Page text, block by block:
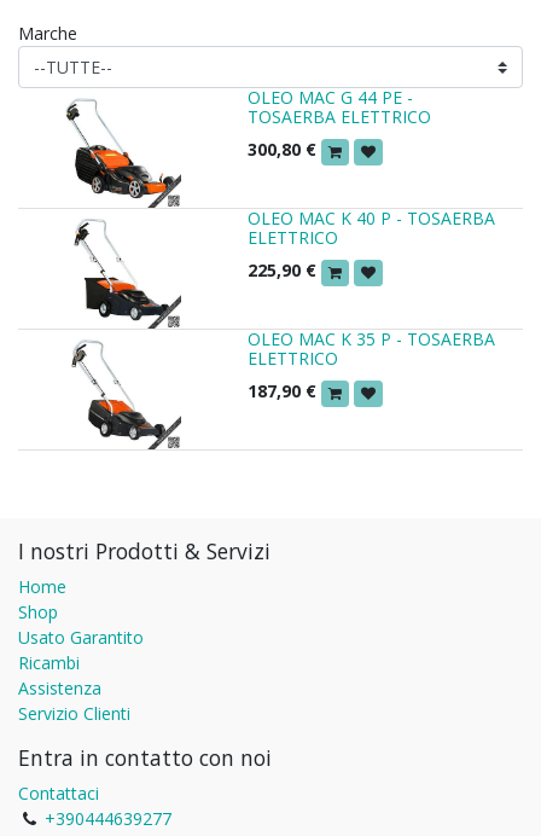
Marche
OLEO MAC G 44 PE -
TOSAERBA ELETTRICO
300,80 €
OLEO MAC K 40 P - TOSAERBA
ELETTRICO
225,90 €
OLEO MAC K 35 P - TOSAERBA
ELETTRICO
187,90 €
I nostri Prodotti & Servizi
Home
Shop
Usato Garantito
Ricambi
Assistenza
Servizio Clienti
Entra in contatto con noi
Contattaci
+390444639277